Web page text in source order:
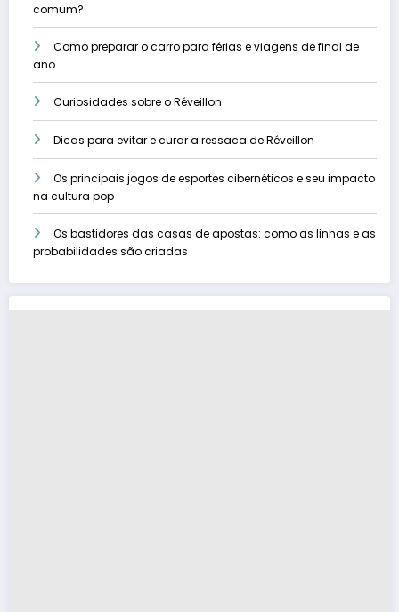
comum?
Como preparar o carro para férias e viagens de final de
ano
Curiosidades sobre o Réveillon
Dicas para evitar e curar a ressaca de Réveillon
Os principais jogos de esportes cibernéticos e seu impacto
na cultura pop
Os bastidores das casas de apostas: como as linhas e as
probabilidades são criadas